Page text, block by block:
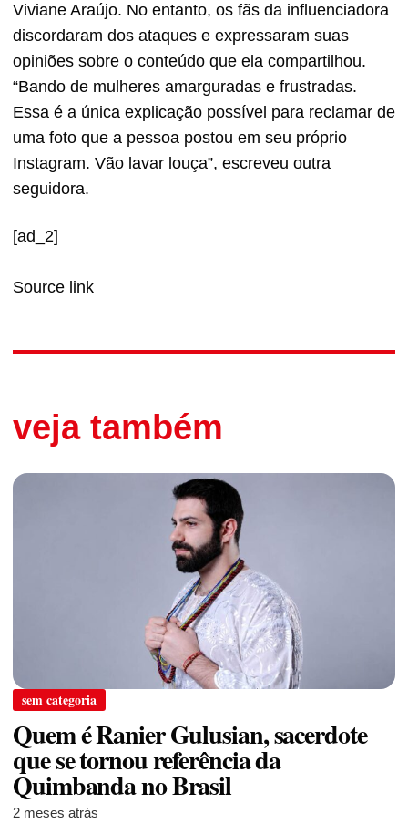
Viviane Araújo. No entanto, os fãs da influenciadora
discordaram dos ataques e expressaram suas
opiniões sobre o conteúdo que ela compartilhou.
“Bando de mulheres amarguradas e frustradas.
Essa é a única explicação possível para reclamar de
uma foto que a pessoa postou em seu próprio
Instagram. Vão lavar louça”, escreveu outra
seguidora.
[ad_2]
Source link
veja também
sem categoria
Quem é Ranier Gulusian, sacerdote
que se tornou referência da
Quimbanda no Brasil
2 meses atrás